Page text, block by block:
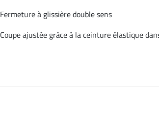
Fermeture à glissière double sens
Coupe ajustée grâce à la ceinture élastique